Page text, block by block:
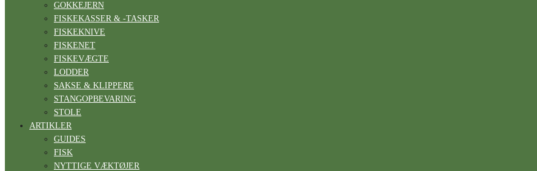
GOKKEJERN
FISKEKASSER & -TASKER
FISKEKNIVE
FISKENET
FISKEVÆGTE
LODDER
SAKSE & KLIPPERE
STANGOPBEVARING
STOLE
ARTIKLER
GUIDES
FISK
NYTTIGE VÆKTØJER